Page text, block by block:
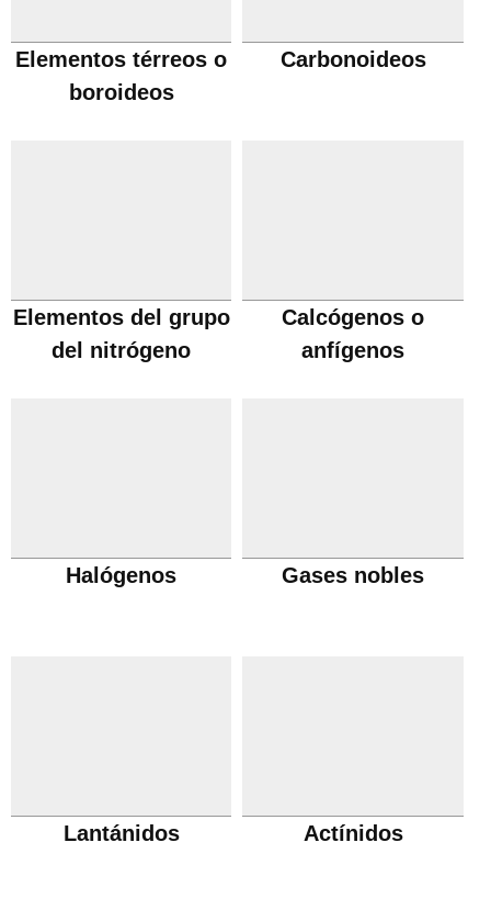
Elementos térreos o
boroideos
Carbonoideos
Elementos del grupo
del nitrógeno
Calcógenos o
anfígenos
Halógenos Gases nobles
Lantánidos Actínidos